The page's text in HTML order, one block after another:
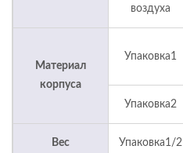
воздуха
Материал
корпуса
Упаковка1
Упаковка2
Вес Упаковка1/2